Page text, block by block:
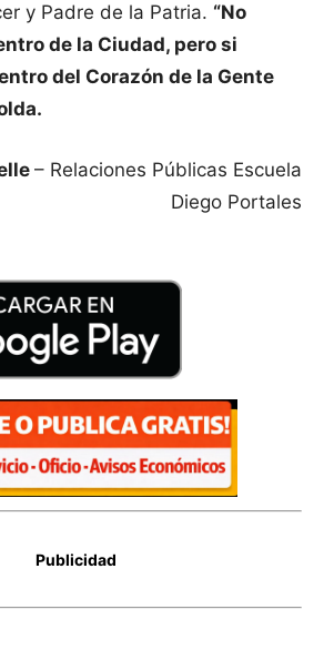
y Padre de la Patria. “No
de la Ciudad, pero si
del Corazón de la Gente
– Relaciones Públicas Escuela
Diego Portales
Publicidad